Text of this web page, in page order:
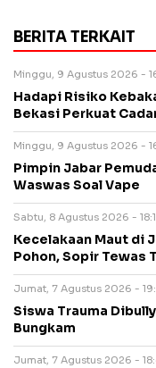
BERITA TERKAIT
Minggu, 9 Agustus 2026 -
Hadapi Risiko
Bekasi Perkuat
Minggu, 9 Agustus 2026 -
Pimpin Jabar
Waswas Soal Vape
Sabtu, 8 Agustus 2026 -
Kecelakaan Maut di
Pohon, Sopir Tewas
Jumat, 7 Agustus 2026 -
Siswa Trauma
Bungkam
Jumat, 7 Agustus 2026 -